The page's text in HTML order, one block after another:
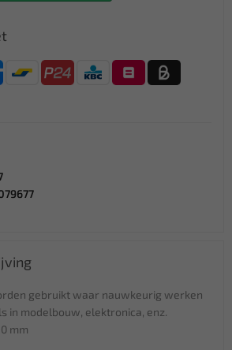
gebruikt waar nauwkeurig werken
in modelbouw, elektronica, enz.
mm